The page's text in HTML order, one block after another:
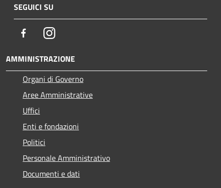
SEGUICI SU
FacebookInstagram
AMMINISTRAZIONE
Organi di Governo
Aree Amministrative
Uffici
Enti e fondazioni
Politici
Personale Amministrativo
Documenti e dati